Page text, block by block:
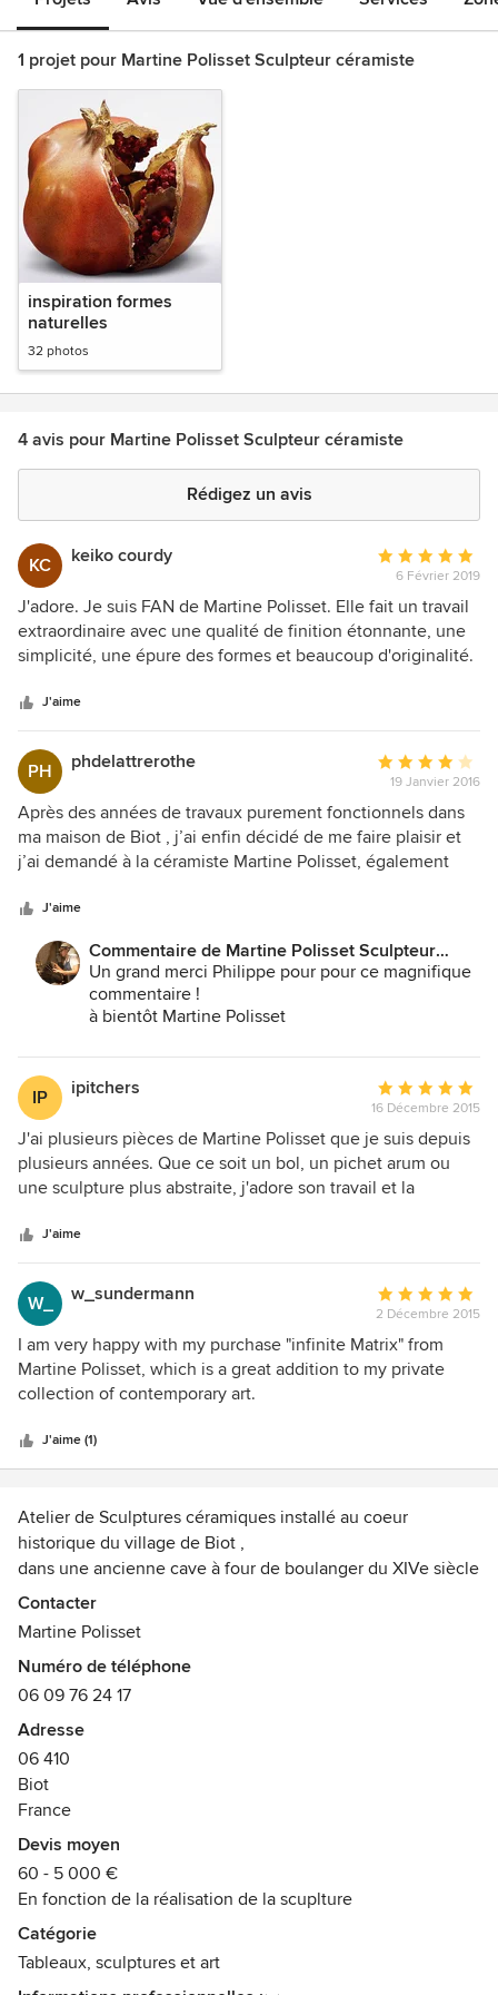
1 projet pour Martine Polisset Sculpteur céramiste
inspiration formes
naturelles
32 photos
4 avis pour Martine Polisset Sculpteur céramiste
Rédigez un avis
KC keiko courdy
Note
moyenne
:
5
étoiles
6 Février 2019
J'adore. Je suis FAN de Martine Polisset. Elle fait un travail
extraordinaire avec une qualité de finition étonnante, une
simplicité, une épure des formes et beaucoup d'originalité.
vie à ses pièces et à l'environnement dans lequel elles
s'intègrent.
J'aime
PH phdelattrerothe
Note
moyenne
:
4
étoiles
19 Janvier 2016
Après des années de travaux purement fonctionnels dans
ma maison de Biot , j’ai enfin décidé de me faire plaisir et
j’ai demandé à la céramiste Martine Polisset, également
me soumettre un projet de fontaine dont la fonction sera
de restituer l’eau filtrée dans la piscine. Je demandais
quelque chose d’exubérant, coloré, à la Gaudi ou facteur
Cheval et qui en plus devait faire référence aux deux
activités de Biot, le verre et la céramique. Martine a basé
dans une disposition qui fait penser à un jaillissement de
lave en fusion avec, autour diverses incrustations. Mission
superbement accomplie !
J'aime
Commentaire de Martine Polisset Sculpteur
céramiste :
Un grand merci Philippe pour pour ce magnifique
commentaire !
à bientôt Martine Polisset
IP ipitchers
Note
moyenne
:
5
étoiles
16 Décembre 2015
J'ai plusieurs pièces de Martine Polisset que je suis depuis
plusieurs années. Que ce soit un bol, un pichet arum ou
une sculpture plus abstraite, j'adore son travail et la
parfaitement son art.
J'aime
W_ w_sundermann
Note
moyenne
:
5
2 Décembre 2015
I am very happy with my purchase "infinite Matrix" from
Martine Polisset, which is a great addition to my private
collection of contemporary art.
J'aime (1)
Atelier de Sculptures céramiques installé au coeur
historique du village de Biot ,
dans une ancienne cave à four de boulanger du XIVe siècle
,
pour créer des sculptures biomorphiques, pièces uniques,
Ma matière est le grès ou la faïence chamottée, la terre
paperclay, avec l’apport, lorsque désiré, d’oxydes ou de
couleurs émaillées.
Récompenses :
Diplôme des Métiers d'Art
Membre des Atelier d' Art de France
Contacter
Martine Polisset
Numéro de téléphone
06 09 76 24 17
Adresse
06 410
Biot
France
Devis moyen
60 - 5 000 €
En fonction de la réalisation de la scuplture
Catégorie
Tableaux, sculptures et art